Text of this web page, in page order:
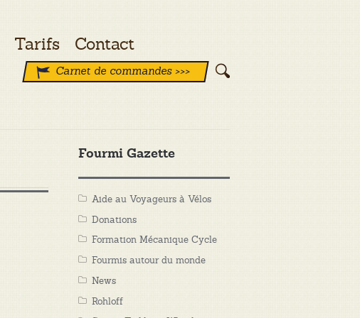
Tarifs Contact
Carnet de commandes >>>
Fourmi Gazette
Aide au Voyageurs à Vélos
Donations
Formation Mécanique Cycle
Fourmis autour du monde
News
Rohloff